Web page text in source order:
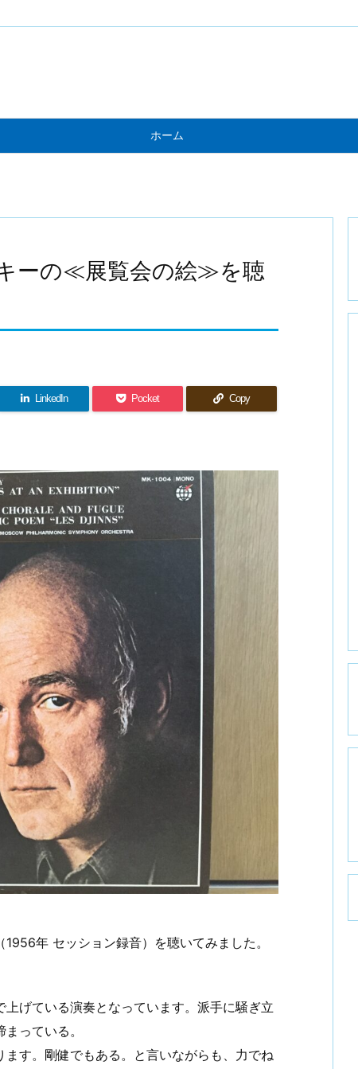
ホーム
ーの≪展覧会の絵≫を聴
LinkedIn Pocket Copy
年 セッション録音）を聴いてみました。
げている演奏となっています。派手に騒ぎ立
っている。
す。剛健でもある。と言いながらも、力でね